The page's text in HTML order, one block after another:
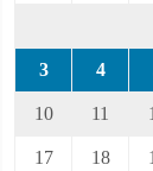
3 4
10 11
17 18